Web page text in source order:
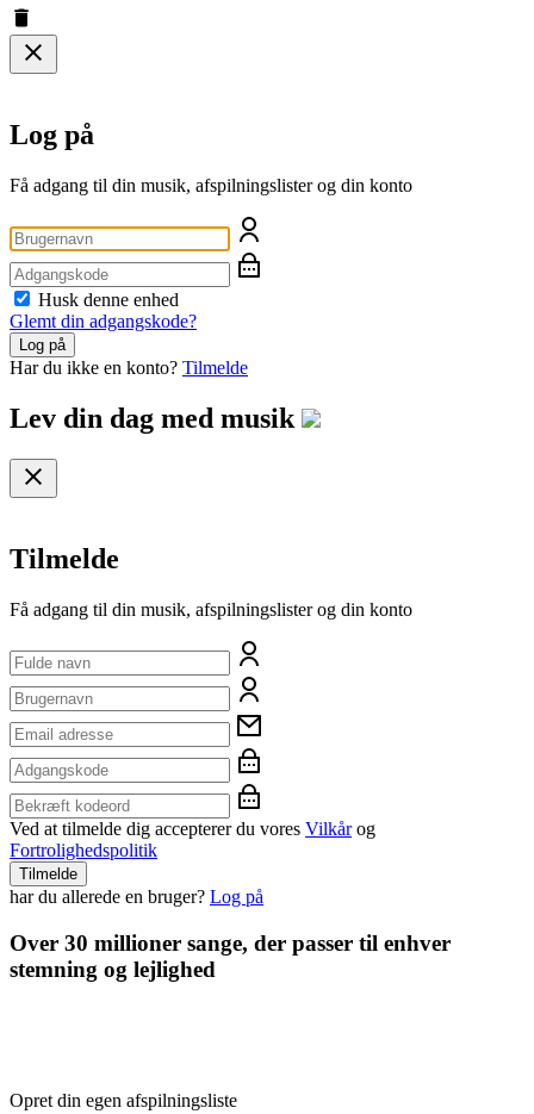
Log på
Få adgang til din musik, afspilningslister og din konto
Husk denne enhed
Glemt din adgangskode?
Log på
Har du ikke en konto? Tilmelde
Lev din dag med musik
Tilmelde
Få adgang til din musik, afspilningslister og din konto
Ved at tilmelde dig accepterer du vores Vilkår og
Fortrolighedspolitik
Tilmelde
har du allerede en bruger? Log på
Over 30 millioner sange, der passer til enhver
stemning og lejlighed
Opret din egen afspilningsliste